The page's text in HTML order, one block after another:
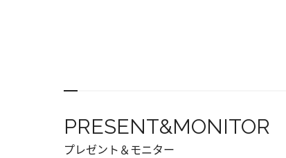
PRESENT&MONITOR
プレゼント＆モニター